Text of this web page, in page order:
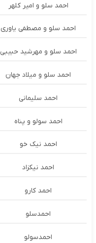
احمد سلو و امیر کلهر
احمد سلو و مصطفی یاوری
احمد سلو و مهرشید حبیبی
احمد سلو و میلاد جهان
احمد سلیمانی
احمد سولو و پناه
احمد نیک خو
احمد نیکزاد
احمد کارو
احمدسلو
احمدسولو